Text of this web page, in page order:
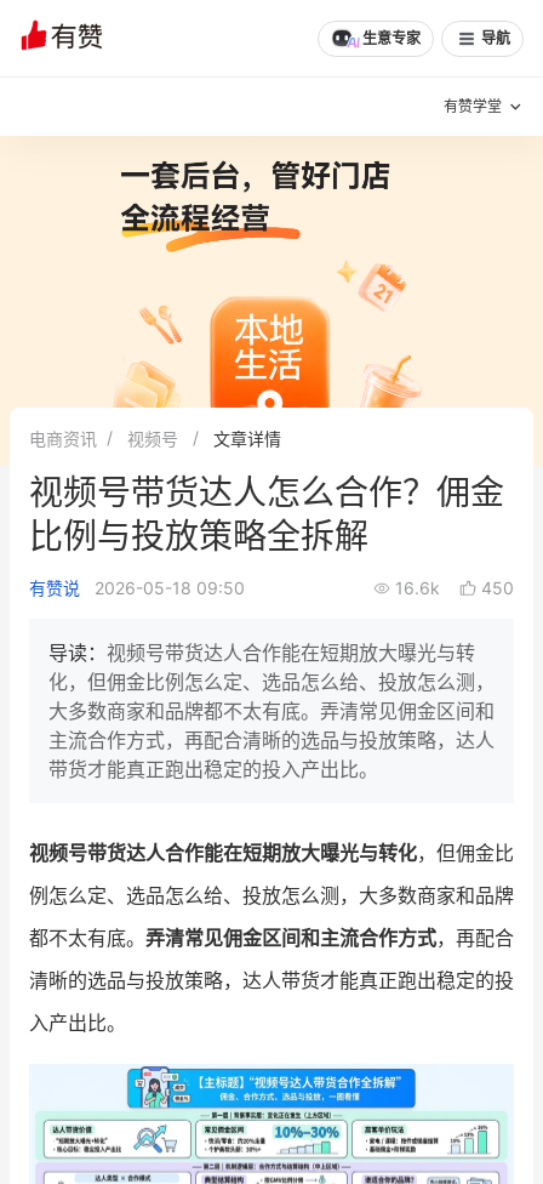
生意专家 导航
有赞学堂
增长方法
有赞专家说
新零售最佳实践
面对面聊增长
新零售大会 新零售茶会
增长产品指南
智库 产品场景库
行业洞察
品牌消费观 行业报告
培训课程
新零售内参
增长俱乐部
文章 问诊 分享
电商资讯 视频号 文章详情
视频号带货达人怎么合作？佣金
比例与投放策略全拆解
有赞说 2026-05-18 09:50 16.6k 450
导读： 视频号带货达人合作能在短期放大曝光与转
化，但佣金比例怎么定、选品怎么给、投放怎么测，
大多数商家和品牌都不太有底。弄清常见佣金区间和
主流合作方式，再配合清晰的选品与投放策略，达人
带货才能真正跑出稳定的投入产出比。
视频号带货达人合作能在短期放大曝光与转化，但佣金比
例怎么定、选品怎么给、投放怎么测，大多数商家和品牌
都不太有底。 弄清常见佣金区间和主流合作方式，再配合
清晰的选品与投放策略，达人带货才能真正跑出稳定的投
入产出比。